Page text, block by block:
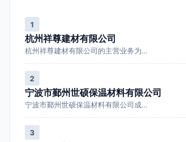
1
杭州祥尊建材有限公司
杭州祥尊建材有限公司的主营业务为…
2
宁波市鄞州世硕保温材料有限公司
宁波市鄞州世硕保温材料有限公司成…
3